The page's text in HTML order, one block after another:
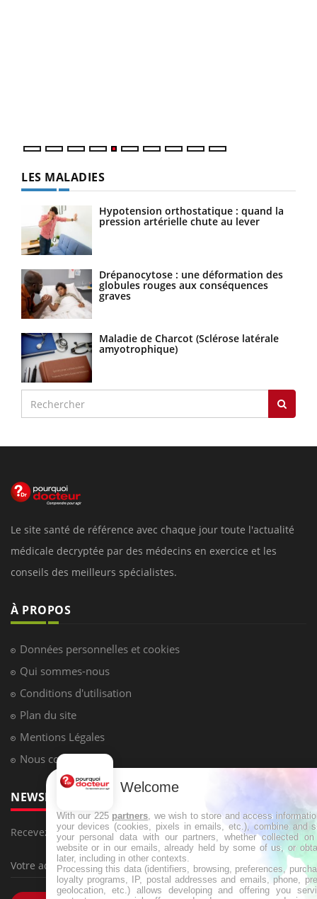
LES MALADIES
Hypotension orthostatique : quand la
pression artérielle chute au lever
Drépanocytose : une déformation des
globules rouges aux conséquences
graves
Maladie de Charcot (Sclérose latérale
amyotrophique)
Le site santé de référence avec chaque jour toute l'actualité
médicale decryptée par des médecins en exercice et les
conseils des meilleurs spécialistes.
À PROPOS
Données personnelles et cookies
Qui sommes-nous
Conditions d'utilisation
Plan du site
Mentions Légales
Nous contacter
NEWSLETTER
Recevez toutes les semaines les meilleures infos santé
Welcome
With our 225 partners , we wish to store and access
your devices (cookies, pixels in emails, etc.), combine and
your personal data with our partners, whether collected
website or in our emails, already held by some of us, or
later, including in other contexts.
Processing this data (identifiers, browsing, preferences,
loyalty programs, IP, postal addresses and emails, phone,
geolocation, etc.) allows developing and offering you